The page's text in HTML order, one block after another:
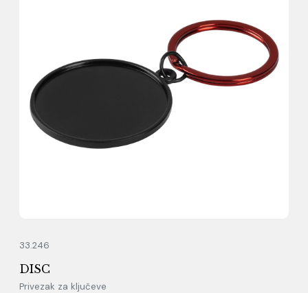
33.246
DISC
Privezak za ključeve